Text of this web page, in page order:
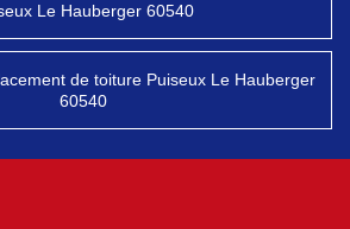
Le Hauberger 60540
de toiture Puiseux Le Hauberger
60540